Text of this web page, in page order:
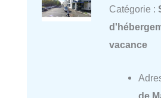
Catégorie :
vacance
de